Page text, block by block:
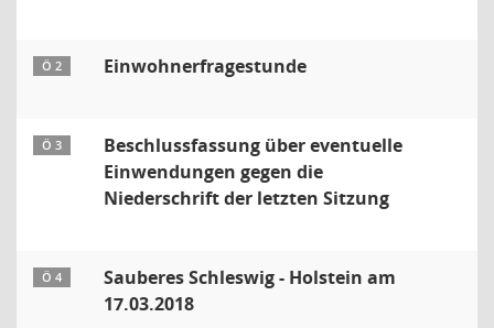
Ö 2 Einwohnerfragestunde
Ö 3
Beschlussfassung über eventuelle
Einwendungen gegen die
Niederschrift der letzten Sitzung
Ö 4
Sauberes Schleswig - Holstein am
17.03.2018